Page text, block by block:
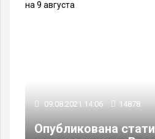
09.08.2021 14:06 14878
Опубликована